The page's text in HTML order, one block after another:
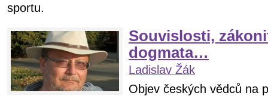
sportu.
Souvislosti,
dogmata…
Ladislav Žák
Objev českých vědců na